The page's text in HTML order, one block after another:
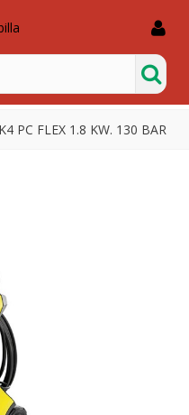
PC FLEX 1.8 KW. 130 BAR